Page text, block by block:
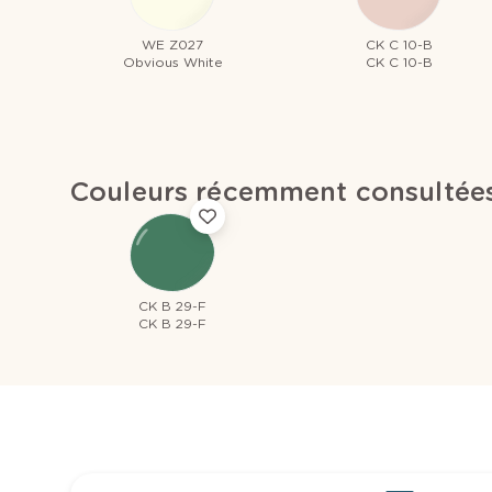
WE Z027
Obvious White
CK C 10-B
CK C 10-B
Couleurs récemment
CK B 29-F
CK B 29-F